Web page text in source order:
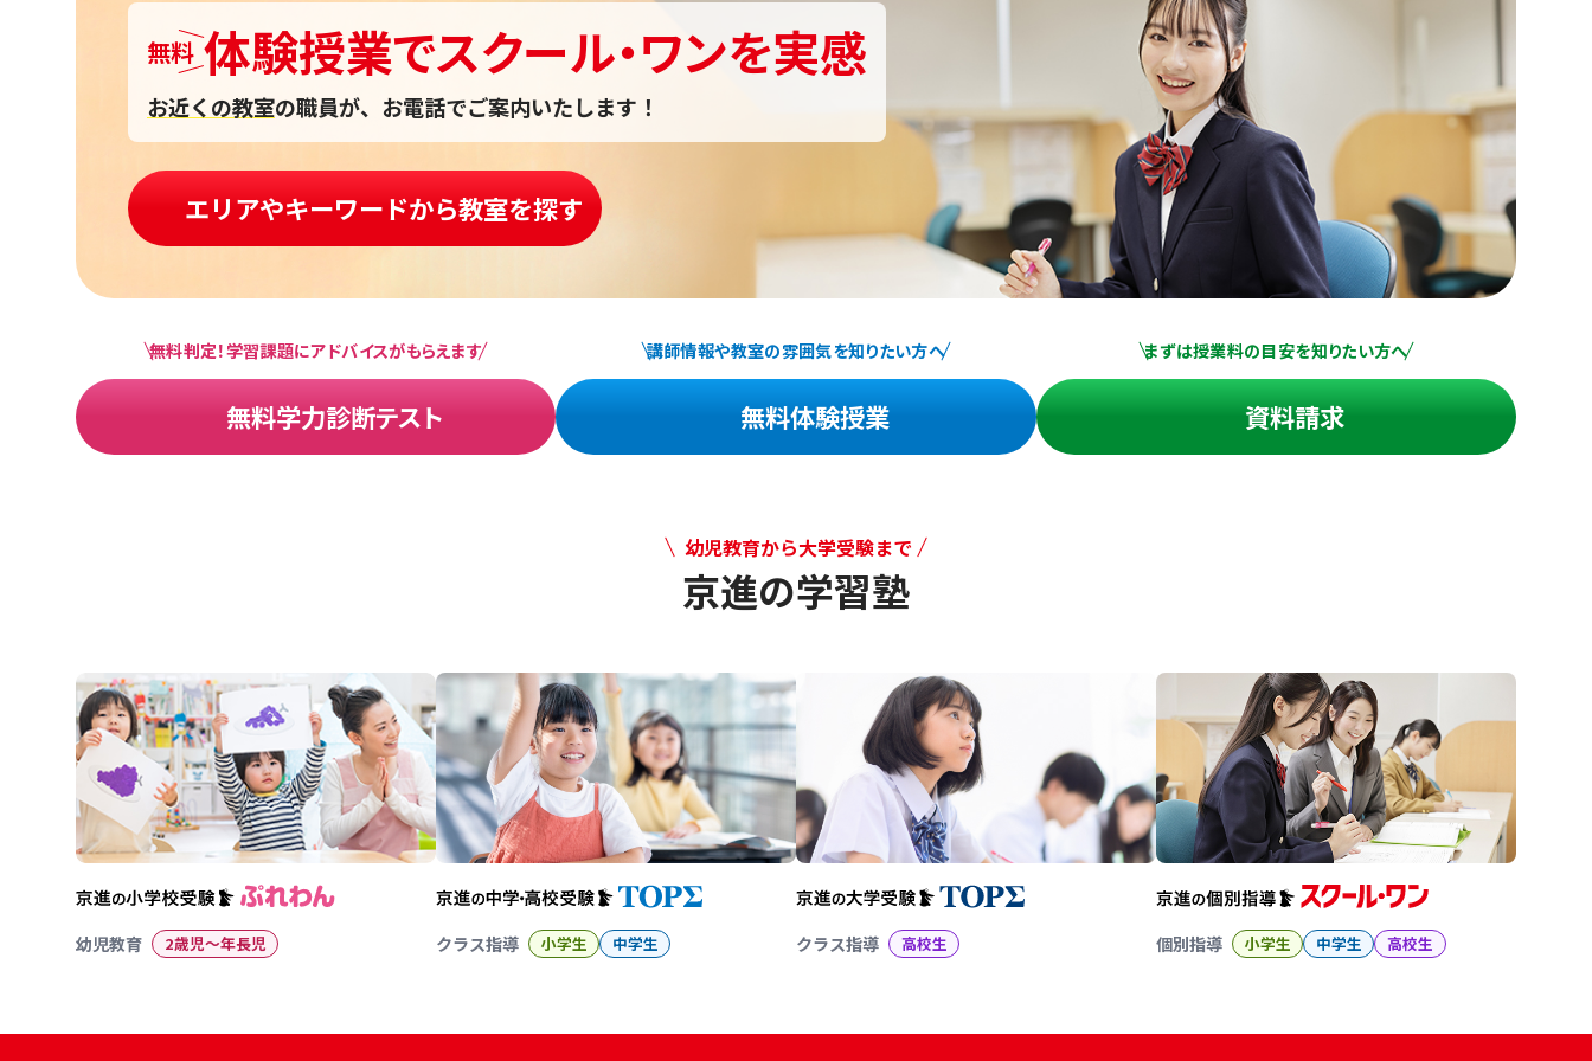
無料 体験授業でスクール・ワンを実感
お近くの教室の職員が、お電話でご案内いたします！
エリアやキーワードから教室を探す
無料判定！学習課題にアドバイスがもらえます
無料学力診断テスト
講師情報や教室の雰囲気を知りたい方へ
無料体験授業
まずは授業料の目安を知りたい方へ
資料請求
幼児教育から大学受験まで
京進の学習塾
幼児教育 2歳児〜年長児 クラス指導 小学生 中学生 クラス指導 高校生 個別指導 小学生 中学生 高校生